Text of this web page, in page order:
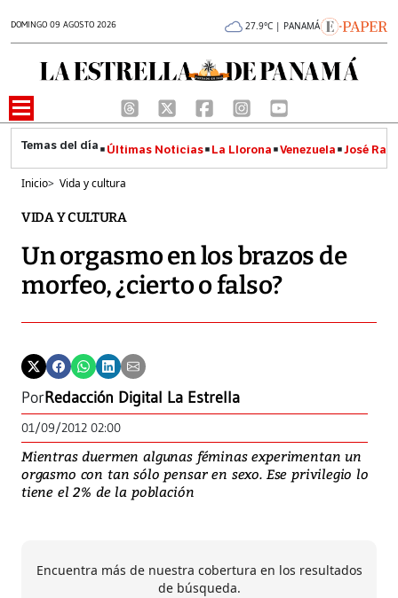
DOMINGO 09 AGOSTO 2026 27.9°C | PANAMÁ
Últimas Noticias La Llorona Venezuela José
Inicio> Vida y cultura
VIDA Y CULTURA
Un orgasmo en los brazos de
morfeo, ¿cierto o falso?
PorRedacción Digital La Estrella
01/09/2012 02:00
Mientras duermen algunas féminas experimentan un
orgasmo con tan sólo pensar en sexo. Ese privilegio lo
tiene el 2% de la población
Encuentra más de nuestra cobertura en los resultados
de búsqueda.